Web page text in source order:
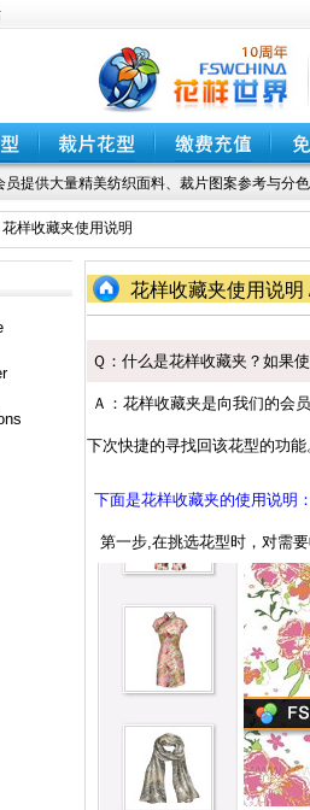
提供大量精美纺织面料、裁片图案参考与分
花样收藏夹使用说明
花样收藏夹使用说明
Ｑ：什么是花样收藏夹？如果
Ａ：花样收藏夹是向我们的会
下次快捷的寻找回该花型的功能
下面是花样收藏夹的使用说明
第一步,在挑选花型时，对需